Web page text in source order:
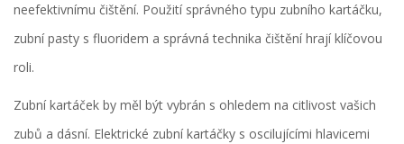
neefektivnímu čištění. Použití správného typu zubního kartáčku,
zubní pasty s fluoridem a správná technika čištění hrají klíčovou
roli.
Zubní kartáček by měl být vybrán s ohledem na citlivost vašich
zubů a dásní. Elektrické zubní kartáčky s oscilujícími hlavicemi